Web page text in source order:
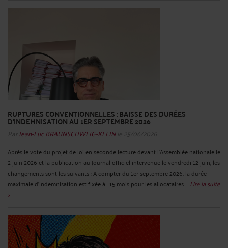
RUPTURES CONVENTIONNELLES : BAISSE DES DURÉES
D’INDEMNISATION AU 1ER SEPTEMBRE 2026
Par Jean-Luc BRAUNSCHWEIG-KLEINle 25/06/2026
Après le vote du projet de loi en seconde lecture devant l’Assemblée nationale le
2 juin 2026 et la publication au Journal officiel intervenue le vendredi 12 juin, les
changements sont les suivants : A compter du 1er septembre 2026, la durée
maximale d’indemnisation est fixée à : 15 mois pour les allocataires ... Lire la suite
>